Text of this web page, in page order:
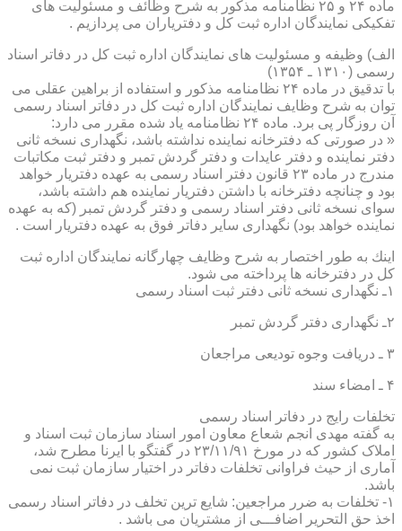
ماده ۲۴ و ۲۵ نظامنامه مذكور به شرح وظائف و مسئولیت های
تفكیكی نمایندگان اداره ثبت كل و دفتریاران می پردازیم .
الف) وظیفه و مسئولیت های نمایندگان اداره ثبت كل در دفاتر اسناد
رسمی (۱۳۱۰ ـ ۱۳۵۴)
با تدقیق در ماده ۲۴ نظامنامه مذكور و استفاده از براهین عقلی می
توان به شرح وظایف نمایندگان اداره ثبت كل در دفاتر اسناد رسمی
آن روزگار پی برد. ماده ۲۴ نظامنامه یاد شده مقرر می دارد:
« در صورتی كه دفترخانه نماینده نداشته باشد، نگهداری نسخه ثانی
دفتر نماینده و دفتر عایدات و دفتر گردش تمبر و دفتر ثبت مكاتبات
مندرج در ماده ۲۳ قانون دفتر اسناد رسمی به عهده دفتریار خواهد
بود و چنانچه دفترخانه با داشتن دفتریار نماینده هم داشته باشد،
سوای نسخه ثانی دفتر اسناد رسمی و دفتر گردش تمبر (كه به عهده
نماینده خواهد بود) نگهداری سایر دفاتر فوق به عهده دفتریار است .
اینك به طور اختصار به شرح وظایف چهارگانه نمایندگان اداره ثبت
كل در دفترخانه ها پرداخته می شود.
۱ـ نگهداری نسخه ثانی دفتر ثبت اسناد رسمی
۲ـ نگهداری دفتر گردش تمبر
۳ ـ دریافت وجوه تودیعی مراجعان
۴ ـ امضاء سند
تخلفات رایج در دفاتر اسناد رسمی
به گفته مهدی انجم شعاع معاون امور اسناد سازمان ثبت اسناد و
املاک کشور که در مورخ ۲۳/۱۱/۹۱ در گفتگو با ایرنا مطرح شد،
آماری از حیث فراوانی تخلفات دفاتر در اختیار سازمان ثبت نمی
باشد.
۱- تخلفات به ضرر مراجعین: شایع ترین تخلف در دفاتر اسناد رسمی
اخذ حق التحریر اضافـــی از مشتریان می باشد .